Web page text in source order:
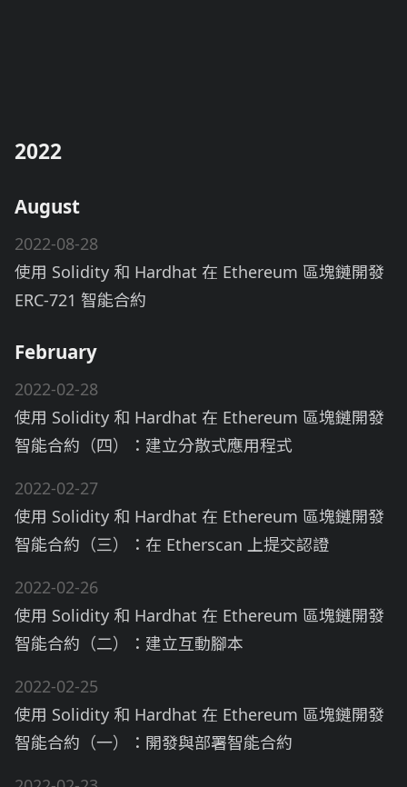
2022
August
2022-08-28
使用 Solidity 和 Hardhat 在 Ethereum 區塊鏈開發
ERC-721 智能合約
February
2022-02-28
使用 Solidity 和 Hardhat 在 Ethereum 區塊鏈開發
智能合約（四）：建立分散式應用程式
2022-02-27
使用 Solidity 和 Hardhat 在 Ethereum 區塊鏈開發
智能合約（三）：在 Etherscan 上提交認證
2022-02-26
使用 Solidity 和 Hardhat 在 Ethereum 區塊鏈開發
智能合約（二）：建立互動腳本
2022-02-25
使用 Solidity 和 Hardhat 在 Ethereum 區塊鏈開發
智能合約（一）：開發與部署智能合約